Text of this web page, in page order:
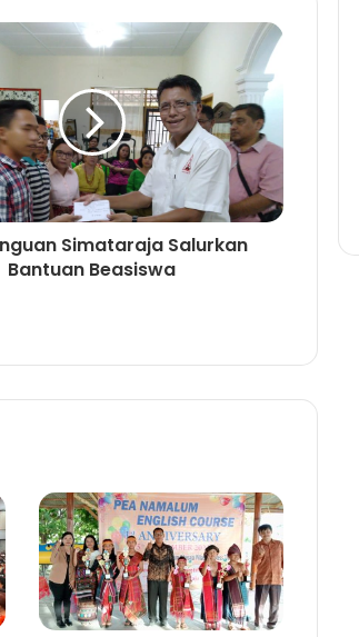
Simataraja Salurkan
Bantuan Beasiswa